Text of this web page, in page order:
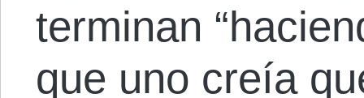
terminan
que uno creía